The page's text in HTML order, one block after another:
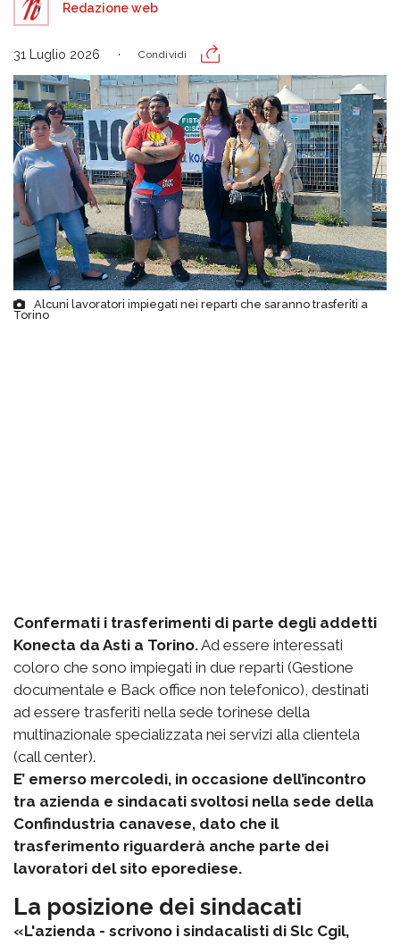
Redazione web
31 Luglio 2026 Condividi
Alcuni lavoratori impiegati nei reparti che saranno trasferiti a
Torino
Confermati i trasferimenti di parte degli addetti
Konecta da Asti a Torino.Ad essere interessati
coloro che sono impiegati in due reparti (Gestione
documentale e Back office non telefonico), destinati
ad essere trasferiti nella sede torinese della
multinazionale specializzata nei servizi alla clientela
(call center).
E’ emerso mercoledì, in occasione dell’incontro
tra azienda e sindacati svoltosi nella sede della
Confindustria canavese, dato che il
trasferimento riguarderà anche parte dei
lavoratori del sito eporediese.
La posizione dei sindacati
«L'azienda - scrivono i sindacalisti di Slc Cgil,